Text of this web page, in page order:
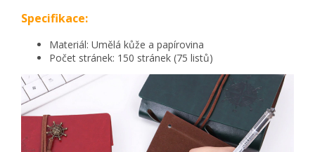
Specifikace:
Materiál: Umělá kůže a papírovina
Počet stránek: 150 stránek (75 listů)